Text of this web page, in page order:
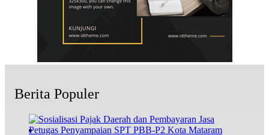
Berita Populer